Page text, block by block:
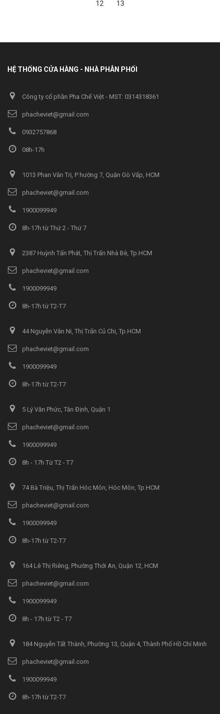
12 13
HỆ THỐNG CỬA HÀNG - NHÀ PHÂN PHỐI
Công ty cổ phần Pha Chế Việt - MST: 0314318361
phacheviet@gmail.com
0932757868
08h-17h
1013 Phan Văn Trị, P hường 7, Quận Gò Vấp, HCM
phacheviet@gmail.com
1900099949
8h-17h từ Thứ 2 - Thứ 7
2387 Huỳnh Tấn Phát, Thị Trấn Nhà Bè, Tp.HCM
phacheviet@gmail.com
1900099949
8h-17h từ T2-T7
44 Nguyễn Văn Ni, Thị Trấn Củ Chi, Tp.HCM
phacheviet@gmail.com
1900099949
8h-17h từ T2-T7
5 Lý Văn Phức, Tân Định, Quận 1
phacheviet@gmail.com
1900099949
8h - 17h Từ T2 - T7
74 Bà Triệu, Thị Trấn Hóc Môn, Hóc Môn, Tp.HCM
phacheviet@gmail.com
1900099949
8h-17h từ T2-T7
164 Lê Thị Riêng, Phường Thới An, Quận 12, HCM
phacheviet@gmail.com
1900099949
8h - 17h từ T2 - T7
184 Nguyễn Tất Thành, Phường 13, Quận 4, Thành Phố Hồ Chí Minh
phacheviet@gmail.com
1900099949
8h-17h từ T2-T7